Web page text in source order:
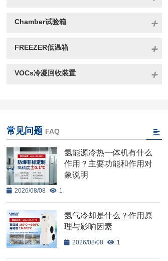
Chamber试验箱
FREEZER低温箱
VOCs冷凝回收装置
常见问题 FAQ
氢能源冷热一体机有什么
作用？主要功能和作用对
象说明
2026/08/08 1
氢气冷却是什么？作用原
理与影响因素
2026/08/08 1